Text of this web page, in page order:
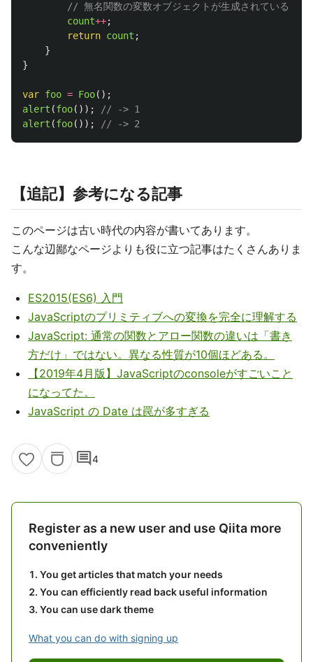
// 無名関数の変数オブジェクトが生成されている
count++;
return count ;
}
}
var foo = Foo();
alert (foo());
// -> 1
alert (foo()); // -> 2
【追記】参考になる記事
このページは古い時代の内容が書いてあります。
こんな辺鄙なページよりも役に立つ記事はたくさんありま
す。
ES2015(ES6) 入門
JavaScriptのプリミティブへの変換を完全に理解する
JavaScript: 通常の関数とアロー関数の違いは「書き
方だけ」ではない。異なる性質が10個ほどある。
【2019年4月版】JavaScriptのconsoleがすごいこと
になってた。
JavaScript の Date は罠が多すぎる
comment4
Register as a new user and use Qiita more
conveniently
You get articles that match your needs
You can efficiently read back useful information
You can use dark theme
What you can do with signing up